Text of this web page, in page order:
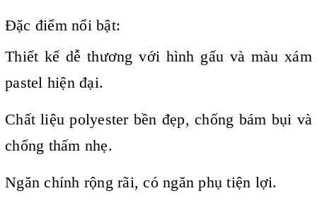
Đặc điểm nổi bật:
Thiết kế dễ thương với hình gấu và màu xám
pastel hiện đại.
Chất liệu polyester bền đẹp, chống bám bụi và
chống thấm nhẹ.
Ngăn chính rộng rãi, có ngăn phụ tiện lợi.